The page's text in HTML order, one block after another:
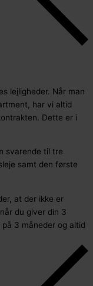
lejligheder. Når man
har vi altid
Dette er i
svarende til tre
samt den første
at der ikke er
du giver din 3
3 måneder og altid